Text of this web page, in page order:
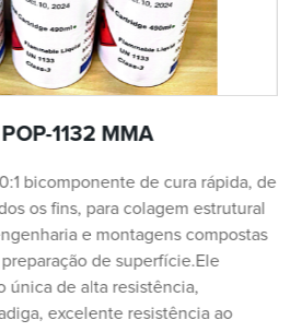
1132 MMA
bicomponente de cura rápida, de
os fins, para colagem estrutural
e montagens compostas
de superfície.Ele
única de alta resistência,
excelente resistência ao